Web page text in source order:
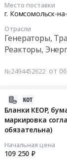
ESD/5X1/
Место поставки
г. Комсомольск-
Отрасли
Генераторы,
Реакторы,
№2494452622 от
Бланки КЕОР,
маркировка
обязательна)
Начальная цена
109 250 ₽